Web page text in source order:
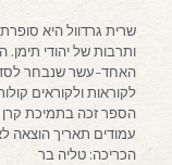
שרית גרדוול היא
ותרבות של יהודי תימן.
האחד-עשר שנבחר
לקוראות ולקוראים
הכריכה: טליה בר